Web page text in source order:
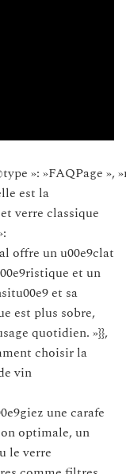
»: »FAQPage »,
est la
verre classique
offre un u00e9clat
et un
et sa
est plus sobre,
quotidien. »}},
choisir la
vin
une carafe
optimale, un
le verre